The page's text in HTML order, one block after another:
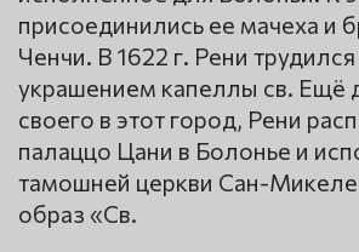
присоединились ее мачеха и
Ченчи. В 1622 г. Рени
украшением капеллы св. Ещё
своего в этот город, Рени
палаццо Цани в Болонье и
тамошней церкви Сан-
образ «Св.